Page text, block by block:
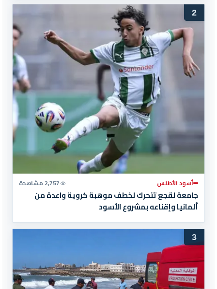
2
أسود الأطلس 2,757 مشاهدة
جامعة لقجع تتحرك لخطف موهبة كروية واعدة من
ألمانيا وإقناعه بمشروع الأسود
3